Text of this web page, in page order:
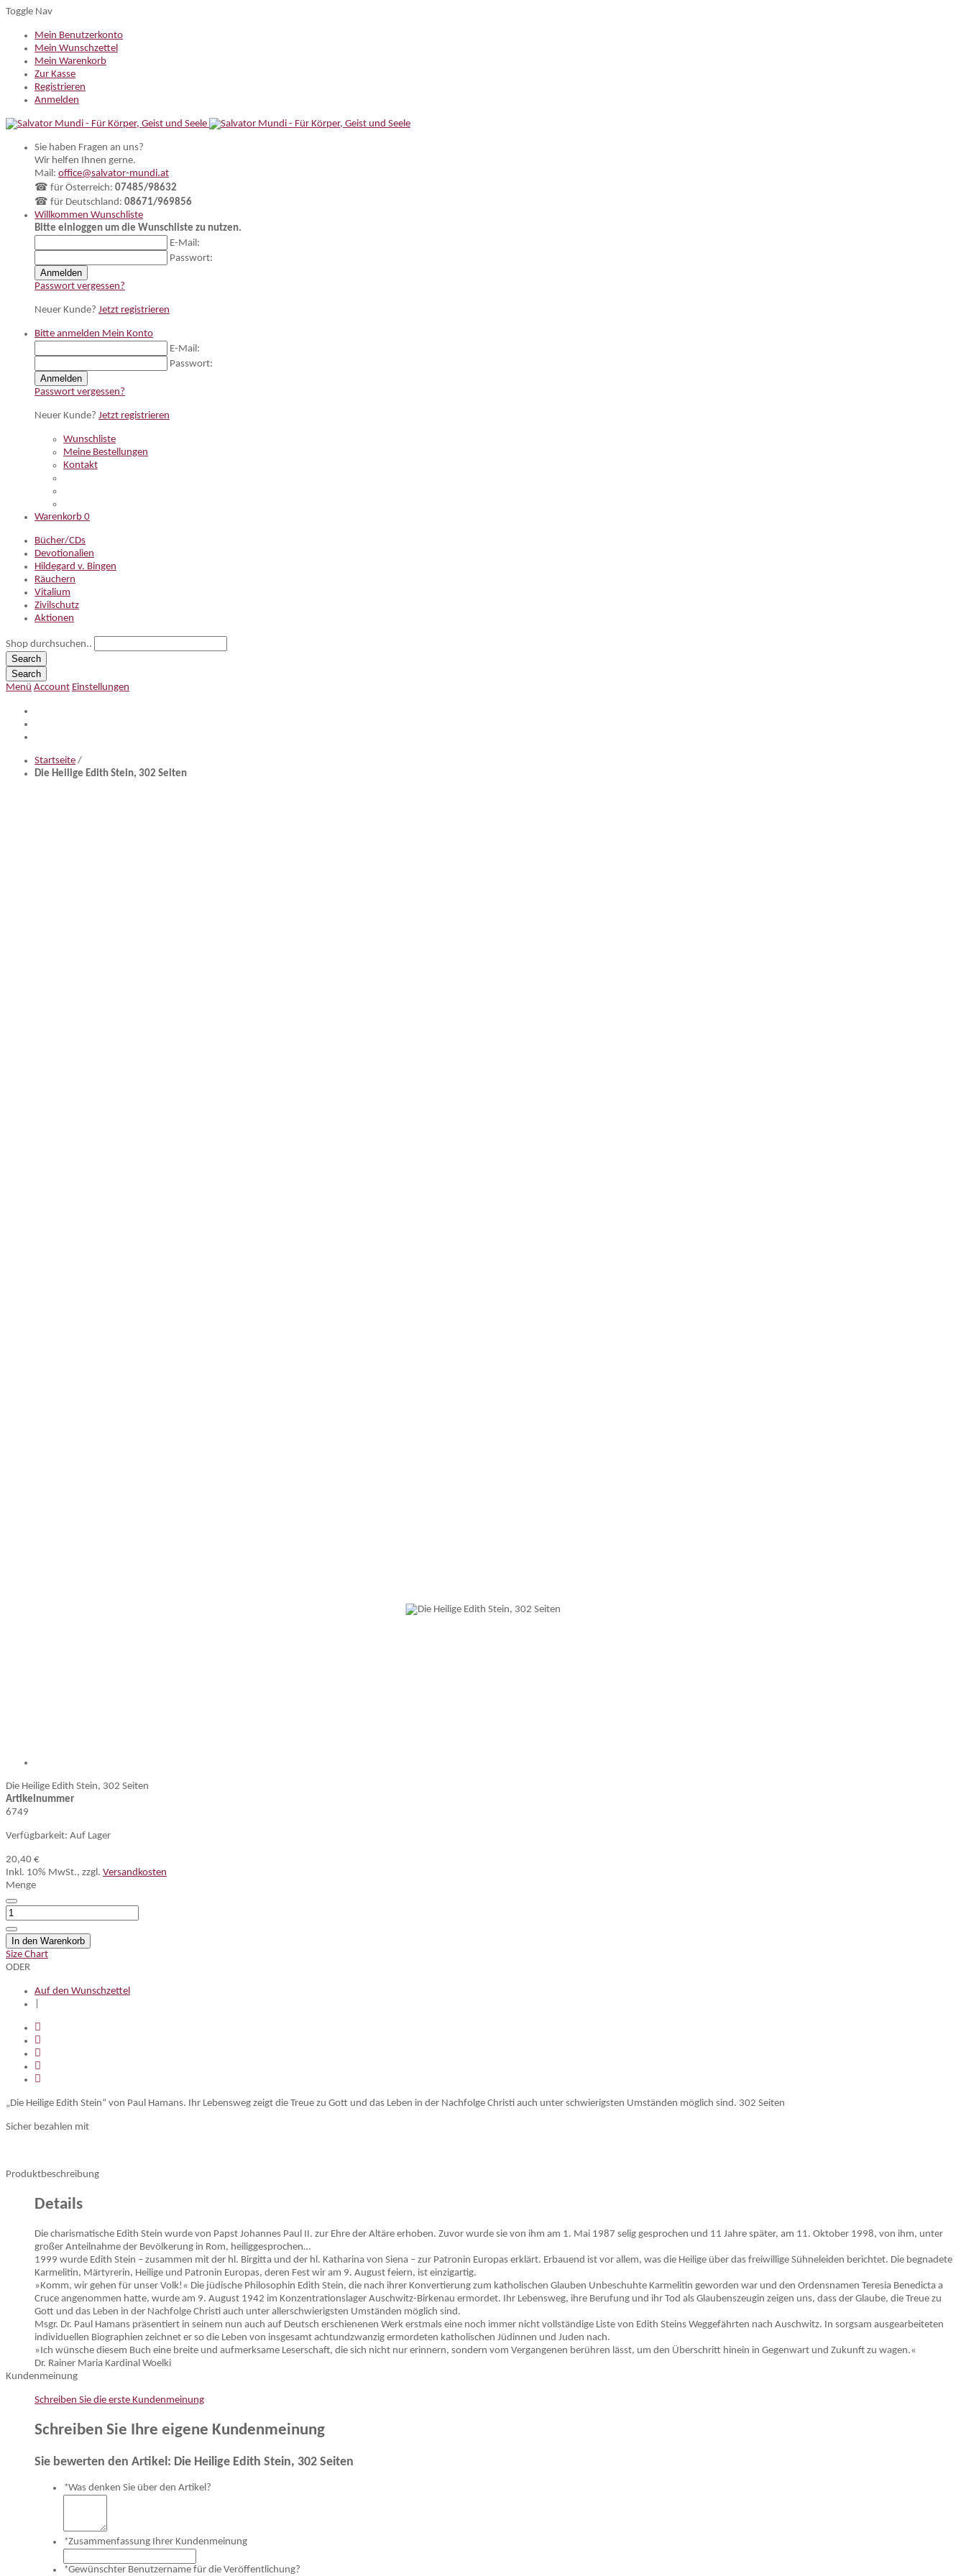
Toggle Nav
Mein Benutzerkonto
Mein Wunschzettel
Mein Warenkorb
Zur Kasse
Registrieren
Anmelden
Sie haben Fragen an uns?
Wir helfen Ihnen gerne.
Mail: office@salvator-mundi.at
☎ für Österreich: 07485/98632
☎ für Deutschland: 08671/969856
Willkommen Wunschliste
Bitte einloggen um die Wunschliste zu nutzen.
E-Mail:
Passwort:
Anmelden
Passwort vergessen?
Neuer Kunde? Jetzt registrieren
Bitte anmelden Mein Konto
E-Mail:
Passwort:
Anmelden
Passwort vergessen?
Neuer Kunde? Jetzt registrieren
Wunschliste
Meine Bestellungen
Kontakt
Warenkorb 0
Bücher/CDs
Devotionalien
Hildegard v. Bingen
Räuchern
Vitalium
Zivilschutz
Aktionen
Shop durchsuchen..
Search
Search
Menü Account Einstellungen
Startseite /
Die Heilige Edith Stein, 302 Seiten
Die Heilige Edith Stein, 302 Seiten
Artikelnummer
6749
Verfügbarkeit: Auf Lager
20,40 €
Inkl. 10% MwSt., zzgl. Versandkosten
Menge
In den Warenkorb
Size Chart
ODER
Auf den Wunschzettel
„Die Heilige Edith Stein“ von Paul Hamans. Ihr Lebensweg zeigt die Treue zu Gott und das Leben in der Nachfolge Christi auch unter schwierigsten Umständen möglich sind. 302 Seiten
Sicher bezahlen mit
Produktbeschreibung
Details
Die charismatische Edith Stein wurde von Papst Johannes Paul II. zur Ehre der Altäre erhoben. Zuvor wurde sie von ihm am 1. Mai 1987 selig gesprochen und 11 Jahre später, am 11. Oktober 1998, von ihm, unter
großer Anteilnahme der Bevölkerung in Rom, heiliggesprochen…
1999 wurde Edith Stein – zusammen mit der hl. Birgitta und der hl. Katharina von Siena – zur Patronin Europas erklärt. Erbauend ist vor allem, was die Heilige über das freiwillige Sühneleiden berichtet. Die begnadete
Karmelitin, Märtyrerin, Heilige und Patronin Europas, deren Fest wir am 9. August feiern, ist einzigartig.
»Komm, wir gehen für unser Volk!« Die jüdische Philosophin Edith Stein, die nach ihrer Konvertierung zum katholischen Glauben Unbeschuhte Karmelitin geworden war und den Ordensnamen Teresia Benedicta a
Cruce angenommen hatte, wurde am 9. August 1942 im Konzentrationslager Auschwitz-Birkenau ermordet. Ihr Lebensweg, ihre Berufung und ihr Tod als Glaubenszeugin zeigen uns, dass der Glaube, die Treue zu
Gott und das Leben in der Nachfolge Christi auch unter allerschwierigsten Umständen möglich sind.
Msgr. Dr. Paul Hamans präsentiert in seinem nun auch auf Deutsch erschienenen Werk erstmals eine noch immer nicht vollständige Liste von Edith Steins Weggefährten nach Auschwitz. In sorgsam ausgearbeiteten
individuellen Biographien zeichnet er so die Leben von insgesamt achtundzwanzig ermordeten katholischen Jüdinnen und Juden nach.
»Ich wünsche diesem Buch eine breite und aufmerksame Leserschaft, die sich nicht nur erinnern, sondern vom Vergangenen berühren lässt, um den Überschritt hinein in Gegenwart und Zukunft zu wagen.«
Dr. Rainer Maria Kardinal Woelki
Kundenmeinung
Schreiben Sie die erste Kundenmeinung
Schreiben Sie Ihre eigene Kundenmeinung
Sie bewerten den Artikel: Die Heilige Edith Stein, 302 Seiten
*Was denken Sie über den Artikel?
*Zusammenfassung Ihrer Kundenmeinung
*Gewünschter Benutzername für die Veröffentlichung?